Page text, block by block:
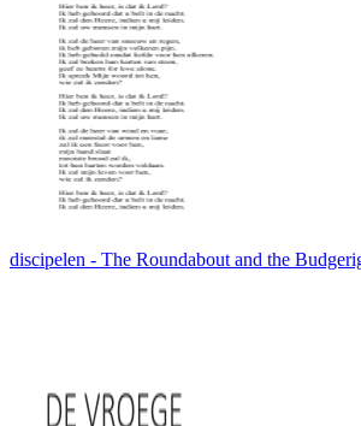
discipelen - The Roundabout and the